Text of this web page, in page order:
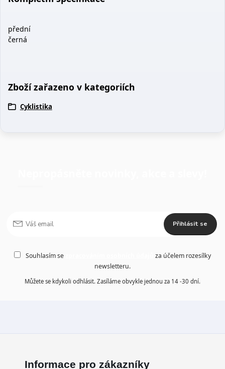
přední
černá
Zboží zařazeno v kategoriích
Cyklistika
Přihlásit se
Souhlasím se
za účelem rozesílky
newsletteru.
Můžete se kdykoli odhlásit. Zasíláme obvykle jednou za 14 -30 dní.
Informace pro zákazníky